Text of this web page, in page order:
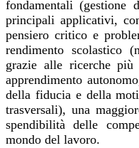
fondamentali
principali applicativi,
pensiero critico e
rendimento scolastico
grazie alle ricerche
apprendimento
della fiducia e della
trasversali), una
spendibilità delle
mondo del lavoro.